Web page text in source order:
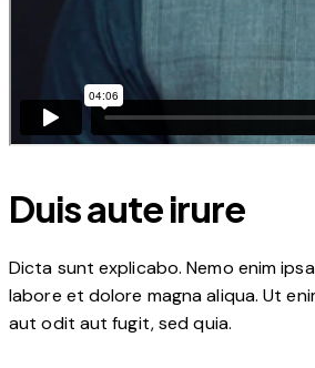
Duis aute irure
Dicta sunt explicabo. Nemo enim
labore et dolore magna aliqua. Ut
aut odit aut fugit, sed quia.